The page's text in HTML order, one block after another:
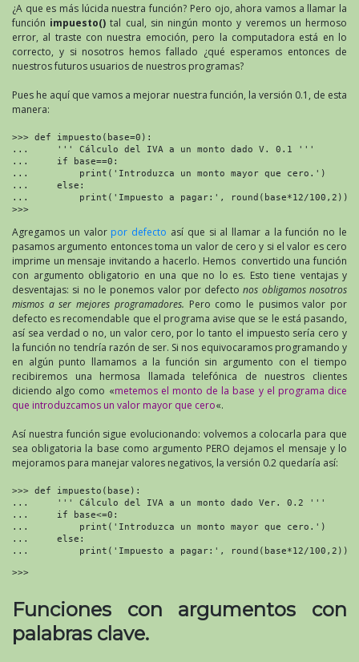
¿A que es más lúcida nuestra función? Pero ojo, ahora vamos a llamar la
función impuesto()tal cual, sin ningún monto y veremos un hermoso
error, al traste con nuestra emoción, pero la computadora está en lo
correcto, y si nosotros hemos fallado ¿qué esperamos entonces de
nuestros futuros usuarios de nuestros programas?
Pues he aquí que vamos a mejorar nuestra función, la versión 0.1, de esta
manera:
>>> def impuesto(base=0):
...     ''' Cálculo del IVA a un monto dado V. 0.1 '''
...     if base==0:
...         print('Introduzca un monto mayor que cero.')
...     else:
...         print('Impuesto a pagar:', round(base*12/100,2))
>>>
Agregamos un valor por defecto así que si al llamar a la función no le
pasamos argumento entonces toma un valor de cero y si el valor es cero
imprime un mensaje invitando a hacerlo. Hemos convertido una función
con argumento obligatorio en una que no lo es. Esto tiene ventajas y
desventajas: si no le ponemos valor por defectonos obligamos nosotros
mismos a ser mejores programadores. Pero como le pusimos valor por
defecto es recomendable que el programa avise que se le está pasando,
así sea verdad o no, un valor cero, por lo tanto el impuesto sería cero y
la función no tendría razón de ser. Si nos equivocaramos programando y
en algún punto llamamos a la función sin argumento con el tiempo
recibiremos una hermosa llamada telefónica de nuestros clientes
diciendo algo como «metemos el monto de la base y el programa dice
que introduzcamos un valor mayor que cero«.
Así nuestra función sigue evolucionando: volvemos a colocarla para que
sea obligatoria la base como argumento PERO dejamos el mensaje y lo
mejoramos para manejar valores negativos, la versión 0.2 quedaría así:
>>> def impuesto(base):
...     ''' Cálculo del IVA a un monto dado Ver. 0.2 '''
...     if base<=0:
...         print('Introduzca un monto mayor que cero.')
...     else:
...         print('Impuesto a pagar:', round(base*12/100,2))
>>>
Funciones con argumentos con
palabras clave.